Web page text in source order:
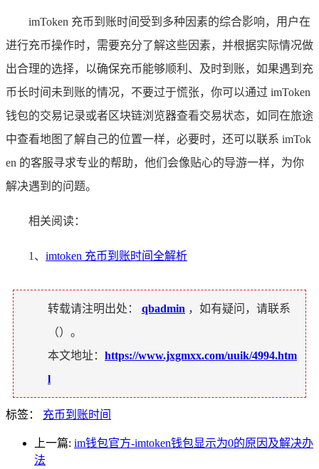
imToken 充币到账时间受到多种因素的综合影响，用户在
进行充币操作时，需要充分了解这些因素，并根据实际情况做
出合理的选择，以确保充币能够顺利、及时到账，如果遇到充
币长时间未到账的情况，不要过于慌张，你可以通过 imToken
钱包的交易记录或者区块链浏览器查看交易状态，如同在旅途
中查看地图了解自己的位置一样，必要时，还可以联系 imTok
en 的客服寻求专业的帮助，他们会像贴心的导游一样，为你
解决遇到的问题。
相关阅读：
1、 imtoken 充币到账时间全解析
转载请注明出处： qbadmin ，如有疑问，请联系
（）。
本文地址： https://www.jxgmxx.com/uuik/4994.htm
l
标签： 充币到账时间
上一篇: im钱包官方-imtoken钱包显示为0的原因及解决办
法